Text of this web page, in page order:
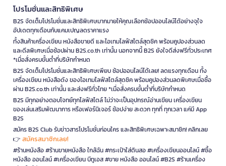
โปรโมชั่นและสิทธิพิเศษ
B2S จัดเต็มโปรโมชั่นและสิทธิพิเศษมากมายให้คุณเลือกช้อปออนไลน์ได้อย่างจุใจ
อัปเดตทุกเดือนกับแคมเปญลดราคาแรง
ทั้งสินค้าเครื่องเขียน หนังสือขายดี และไอเทมไลฟ์สไตล์สุดชิค พร้อมคูปองส่วนลด
และดีลพิเศษเมื่อช้อปผ่าน B2S.co.th เท่านั้น นอกจากนี้ B2S ยังใจดีส่งฟรีทั่วประเทศ
*เมื่อสั่งครบขั้นต่ำที่บริษัทกำหนด
B2S จัดเต็มโปรโมชั่นและสิทธิพิเศษเพียบ ช้อปออนไลน์ได้เลย! ลดแรงทุกเดือน ทั้ง
เครื่องเขียน หนังสือดัง ของไอเทมไลฟ์สไตล์สุดชิค พร้อมคูปองส่วนลดพิเศษเมื่อซื้อ
ผ่าน B2S.co.th เท่านั้น และส่งฟรีทั่วไทย *เมื่อสั่งครบขั้นต่ำที่บริษัทกำหนด
B2S มีทุกอย่างตอบโจทย์ทุกไลฟ์สไตล์ ไม่ว่าจะเป็นอุปกรณ์อ่านเขียน เครื่องเขียน
ของเล่นเสริมพัฒนาการ หรือเฟอร์นิเจอร์ ช้อปง่าย สะดวก ทุกที่ ทุกเวลา แค่มี App
B2S
สมัคร B2S Club รับข่าวสารโปรโมชั่นก่อนใคร และสิทธิพิเศษเฉพาะสมาชิก! คลิกเลย
👉 สมัครสมาชิกเลย!
#ร้านหนังสือ #ร้านขายหนังสือ ใกล้ฉัน #กระเป๋าใส่ดินสอ #เครื่องเขียนออนไลน์ #ซื้อ
หนังสือ ออนไลน์ #เครื่องเขียน บีทูเอส #ขาย หนังสือ ออนไลน์ #B2S #ร้านเครื่อง